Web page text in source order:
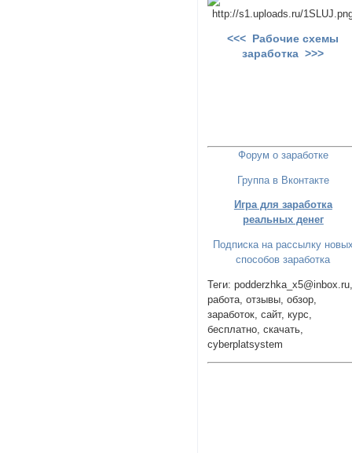
<<< Рабочие схемы
заработка >>>
Форум о заработке
Группа в Вконтакте
Игра для заработка
реальных денег
Подписка на рассылку
способов заработка
Теги:
работа, отзывы, обзор,
заработок, сайт, курс,
бесплатно, скачать,
cyberplatsystem